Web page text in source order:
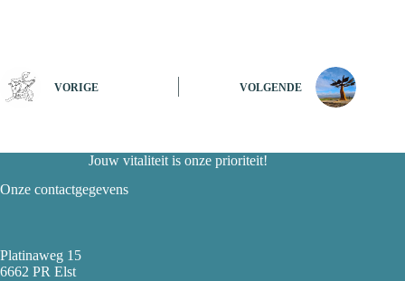
VORIGE VOLGENDE
Jouw vitaliteit is onze prioriteit!
Onze contactgegevens
Platinaweg 15
6662 PR Elst